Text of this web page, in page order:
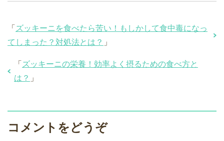
「 ズッキーニを食べたら苦い！もしかして食中毒になっ
てしまった？対処法とは？ 」
「 ズッキーニの栄養！効率よく摂るための食べ方と
は？ 」
コメントをどうぞ